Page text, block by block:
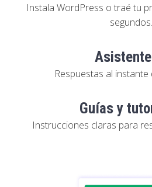
Instala WordPress o traé tu
segundos.
Respuestas al instante
Guías y
Instrucciones claras para